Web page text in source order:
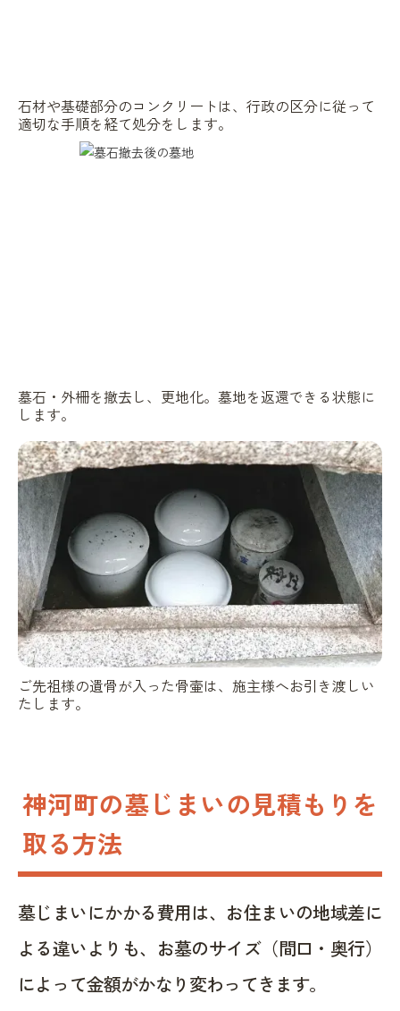
石材や基礎部分のコンクリートは、行政の区分に従って
適切な手順を経て処分をします。
墓石・外柵を撤去し、更地化。墓地を返還できる状態に
します。
ご先祖様の遺骨が入った骨壷は、施主様へお引き渡しい
たします。
神河町の墓じまいの見積もりを
取る方法
墓じまいにかかる費用は、お住まいの地域差に
よる違いよりも、お墓のサイズ（間口・奥行）
によって金額がかなり変わってきます。